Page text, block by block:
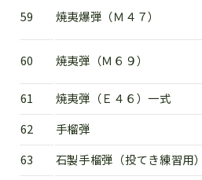
59 焼夷爆弾（Ｍ４７）
60 焼夷弾（Ｍ６９）
61 焼夷弾（Ｅ４６）一式
62
手榴弾
63
石製手榴弾（投てき練習用）